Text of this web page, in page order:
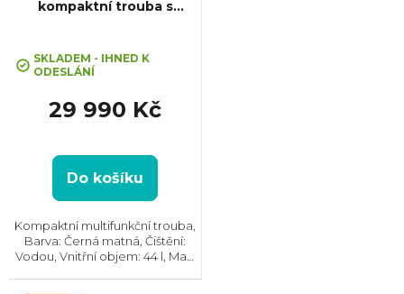
kompaktní trouba s
SKLADEM - IHNED K
ODESLÁNÍ
29 990 Kč
Do košíku
Kompaktní multifunkční trouba,
Barva: Černá matná, Čištění:
Vodou, Vnitřní objem: 44 l, Max.